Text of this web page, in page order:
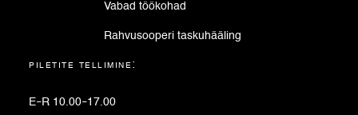
Vabad töökohad
Rahvusooperi taskuhääling
piletite tellimine:
E–R 10.00–17.00